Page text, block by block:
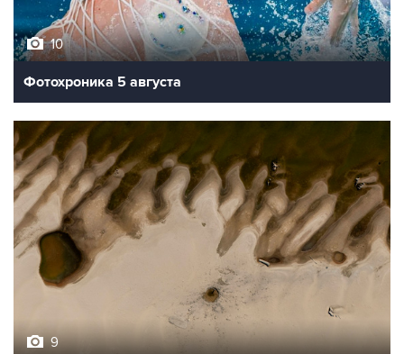
10
Фотохроника 5 августа
9